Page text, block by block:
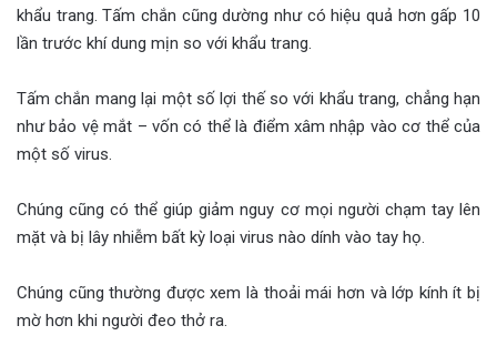
khẩu trang. Tấm chắn cũng dường như có hiệu quả hơn gấp 10
lần trước khí dung mịn so với khẩu trang.
Tấm chắn mang lại một số lợi thế so với khẩu trang, chẳng hạn
như bảo vệ mắt – vốn có thể là điểm xâm nhập vào cơ thể của
một số virus.
Chúng cũng có thể giúp giảm nguy cơ mọi người chạm tay lên
mặt và bị lây nhiễm bất kỳ loại virus nào dính vào tay họ.
Chúng cũng thường được xem là thoải mái hơn và lớp kính ít bị
mờ hơn khi người đeo thở ra.